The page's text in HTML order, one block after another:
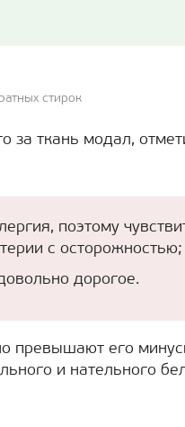
стирок
за ткань модал,
поэтому
с осторожностью;
дорогое.
превышают его
и нательного